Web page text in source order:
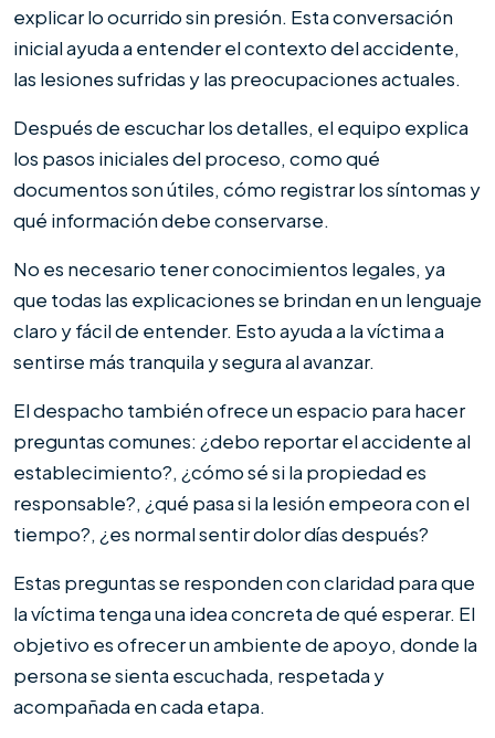
explicar lo ocurrido sin presión. Esta conversación
inicial ayuda a entender el contexto del accidente,
las lesiones sufridas y las preocupaciones actuales.
Después de escuchar los detalles, el equipo explica
los pasos iniciales del proceso, como qué
documentos son útiles, cómo registrar los síntomas y
qué información debe conservarse.
No es necesario tener conocimientos legales, ya
que todas las explicaciones se brindan en un lenguaje
claro y fácil de entender. Esto ayuda a la víctima a
sentirse más tranquila y segura al avanzar.
El despacho también ofrece un espacio para hacer
preguntas comunes: ¿debo reportar el accidente al
establecimiento?, ¿cómo sé si la propiedad es
responsable?, ¿qué pasa si la lesión empeora con el
tiempo?, ¿es normal sentir dolor días después?
Estas preguntas se responden con claridad para que
la víctima tenga una idea concreta de qué esperar. El
objetivo es ofrecer un ambiente de apoyo, donde la
persona se sienta escuchada, respetada y
acompañada en cada etapa.